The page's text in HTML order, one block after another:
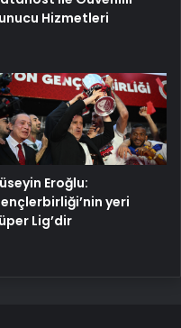
Hizmetleri
Eroğlu:
yeri
Lig’dir